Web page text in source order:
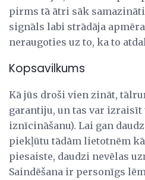
pirms tā ātri sāk
signāls labi strādāja
neraugoties uz to, ka to
Kopsavilkums
Kā jūs droši vien zināt,
garantiju, un tas var
iznīcināšanu). Lai gan
piekļūtu tādām lietotnēm
piesaiste, daudzi nevēlas
Saindēšana ir personīgs